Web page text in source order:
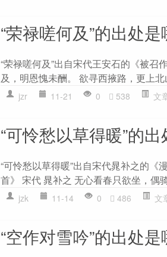
“荣禄嗟何及”的出处是
“荣禄嗟何及”出自宋代王安石的《被召
及，明恩愧未酬。 欲寻西掖路，更上
jzr 11-21 0 538 文
“可怜愁以草得暖”的
“可怜愁以草得暖”出自宋代晁补之的《
首》 宋代 晁补之 无心看春只欲坐，偶
jzk 11-14 0 486 文
“空作对雪吟”的出处是